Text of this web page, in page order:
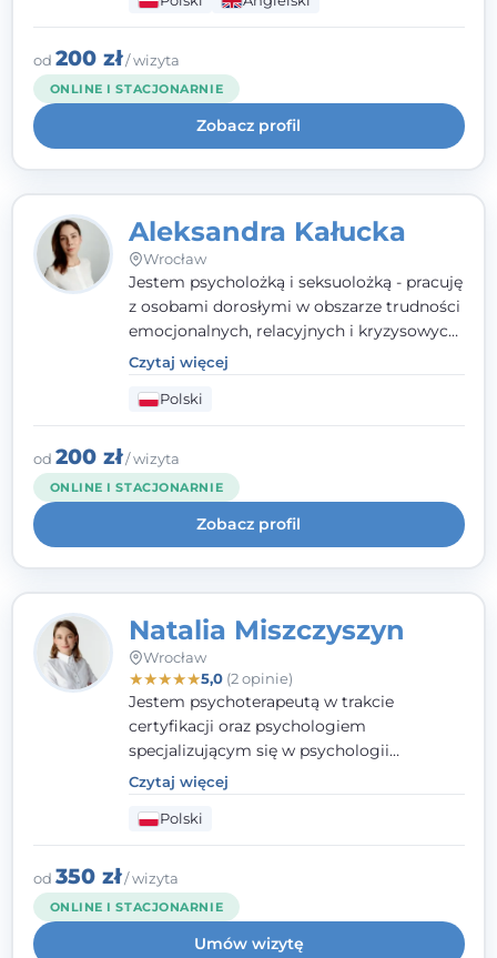
wypalenia zawodowego. Pracuję w języku
polskim i angielskim, w podejściu
humanistycznym, opartym na
partnerstwie i podmiotowości klienta.
od 200 zł/ wizyta
ONLINE I STACJONARNIE
Zobacz profil
Aleksandra Kałucka
Wrocław
Jestem psycholożką i seksuolożką - pracuję
z osobami dorosłymi w obszarze trudności
emocjonalnych, relacyjnych i kryzysowych,
w tym z osobami po doświadczeniach
przemocy. Ukończyłam psychologię
kliniczną oraz studia podyplomowe z
interwencji kryzysowej i seksuologii
klinicznej na SWPS we Wrocławiu. W pracy
kieruję się empatią, etyką zawodową i
uważnością na potrzeby klienta.
Czytaj więcej
Polski
od 200 zł/ wizyta
ONLINE I STACJONARNIE
Zobacz profil
Natalia Miszczyszyn
Wrocław
★★★★★5,0(2 opinie)
Jestem psychoterapeutą w trakcie
certyfikacji oraz psychologiem
specjalizującym się w psychologii
klinicznej. Ukończyłam również studia
podyplomowe z Praktycznej Diagnozy
Psychologicznej. Aktywnie uczestniczę w
działalności Polskiego Towarzystwa
Psychiatrycznego oraz Polskiego
Towarzystwa Psychologicznego, a także
jestem członkiem nadzwyczajnym
Wielkopolskiego Towarzystwa Terapii
Czytaj więcej
Polski
od 350 zł/ wizyta
ONLINE I STACJONARNIE
Umów wizytę